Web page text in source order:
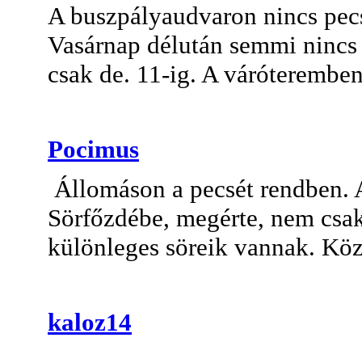
A buszpályaudvaron nincs
Vasárnap délután semmi
csak de. 11-ig. A
Pocimus
Állomáson a pecsét
Sörfőzdébe, megérte, nem
különleges söreik vannak.
kaloz14